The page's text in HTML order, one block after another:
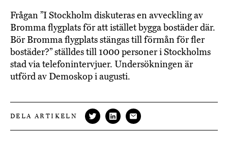
Frågan ”I Stockholm diskuteras en avveckling av
Bromma flygplats för att istället bygga bostäder där.
Bör Bromma flygplats stängas till förmån för fler
bostäder?” ställdes till 1000 personer i Stockholms
stad via telefonintervjuer. Undersökningen är
utförd av Demoskop i augusti.
DELA ARTIKELN